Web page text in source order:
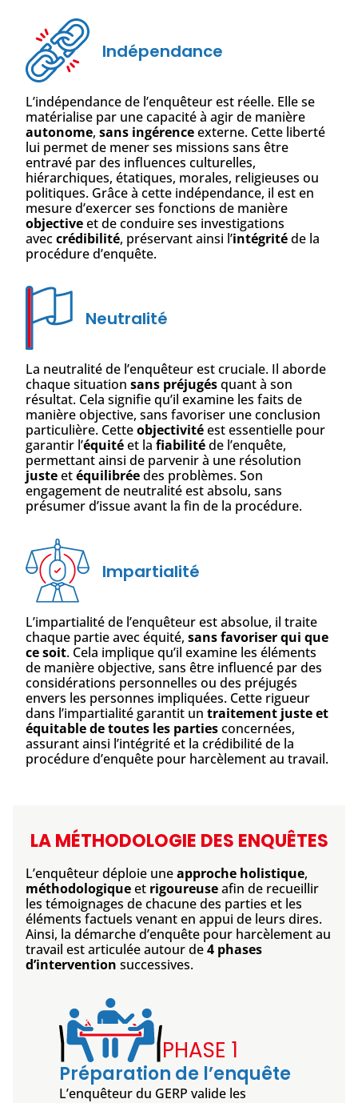
Indépendance
L’indépendance de l’enquêteur est réelle. Elle se
matérialise par une capacité à agir de manière
autonome, sans ingérenceexterne. Cette liberté
lui permet de mener ses missions sans être
entravé par des influences culturelles,
hiérarchiques, étatiques, morales, religieuses ou
politiques. Grâce à cette indépendance, il est en
mesure d’exercer ses fonctions de manière
objectiveet de conduire ses investigations
aveccrédibilité, préservant ainsi l’intégritéde la
procédure d’enquête.
Neutralité
La neutralité de l’enquêteur est cruciale. Il aborde
chaque situation sans préjugésquant à son
résultat. Cela signifie qu’il examine les faits de
manière objective, sans favoriser une conclusion
particulière. Cetteobjectivitéest essentielle pour
garantir l’équitéet la fiabilitéde l’enquête,
permettant ainsi de parvenir à une résolution
justeetéquilibréedes problèmes. Son
engagement de neutralité est absolu, sans
présumer d’issue avant la fin de la procédure.
Impartialité
L’impartialité de l’enquêteur est absolue, il traite
chaque partie avec équité, sans favoriser qui que
ce soit. Cela implique qu’il examine les éléments
de manière objective, sans être influencé par des
considérations personnelles ou des préjugés
envers les personnes impliquées. Cette rigueur
dans l’impartialité garantit un traitement juste et
équitable de toutes les partiesconcernées,
assurant ainsi l’intégrité et la crédibilité de la
procédure d’enquête pour harcèlement au travail.
LA MÉTHODOLOGIE DES ENQUÊTES
L’enquêteur déploie uneapproche holistique,
méthodologiqueet rigoureuseafin de recueillir
les témoignages de chacune des parties et les
éléments factuels venant en appui de leurs dires.
Ainsi, la démarche d’enquête pour harcèlement au
travail est articulée autour de4 phases
d’intervention successives.
PHASE 1
Préparation de l’enquête
L’enquêteur du GERP valide les